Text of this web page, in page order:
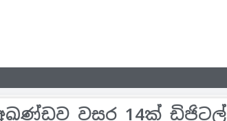
වසර 14ක් ඩිජිටල්